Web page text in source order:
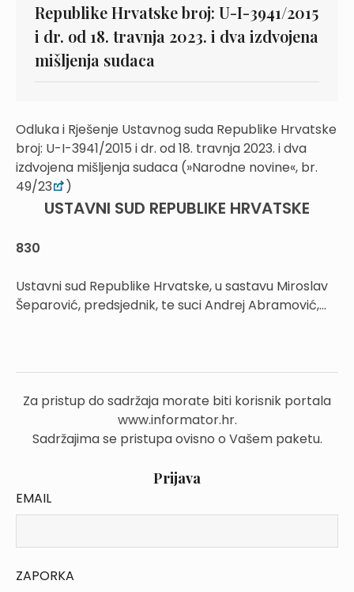
Republike Hrvatske broj: U-I-3941/2015
i dr. od 18. travnja 2023. i dva izdvojena
mišljenja sudaca
Odluka i Rješenje Ustavnog suda Republike Hrvatske
broj: U-I-3941/2015 i dr. od 18. travnja 2023. i dva
izdvojena mišljenja sudaca (»Narodne novine«, br.
49/23
)
USTAVNI SUD REPUBLIKE HRVATSKE
830
Ustavni sud Republike Hrvatske, u sastavu Miroslav
Šeparović, predsjednik, te suci Andrej Abramović,...
Za pristup do sadržaja morate biti korisnik portala
www.informator.hr.
Sadržajima se pristupa ovisno o Vašem paketu.
Prijava
EMAIL
ZAPORKA